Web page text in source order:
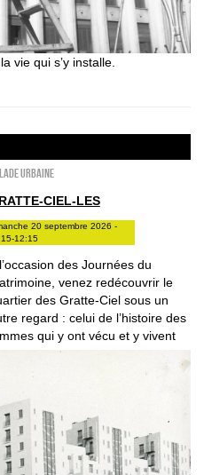
vie qui s’y installe.
urbaine
CIEL-LES
20 septembre 2026 -
12:15
des Journées du
venez redécouvrir le
des Gratte-Ciel sous un
regard : celui de l’histoire des
qui y ont vécu et y vivent